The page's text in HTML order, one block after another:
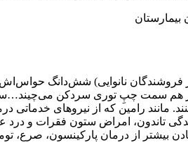
نانوایی) شش‌دانگ حواس‌اش
هم سمت چپِ توری سردکن
مانند رامین که از نیروهای
امراض ستون فقرات و درد
از درمان پارکینسون، صرع،